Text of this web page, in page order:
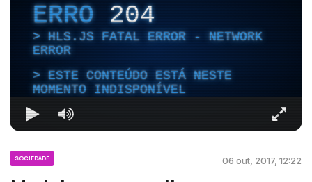
ERRO204
HLS.JS FATAL ERROR - NETWORK
ERROR
ESTE CONTEÚDO ESTÁ NESTE
MOMENTO INDISPONÍVEL
SOCIEDADE 06 out, 2017, 12:22